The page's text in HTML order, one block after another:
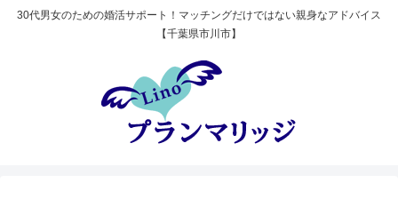
30代男女のための婚活サポート！マッチングだけではない親身なアドバイス
【千葉県市川市】